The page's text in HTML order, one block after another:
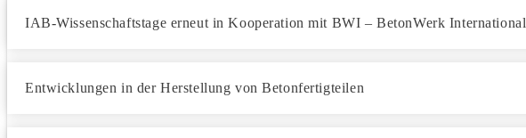
IAB-Wissenschaftstage erneut in Kooperation mit BWI – BetonWerk International
Entwicklungen in der Herstellung von Betonfertigteilen